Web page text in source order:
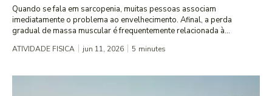
Quando se fala em sarcopenia, muitas pessoas associam
imediatamente o problema ao envelhecimento. Afinal, a perda
gradual de massa muscular é frequentemente relacionada à...
ATIVIDADE FISICA jun 11, 2026 5 minutes